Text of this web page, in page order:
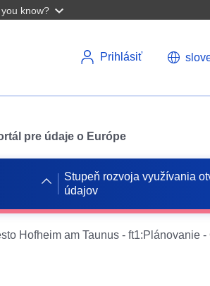
know?
Prihlásiť
pre údaje o Európe
Stupeň rozvoja využívania
údajov
Hofheim am Taunus - ft1:Plánovanie